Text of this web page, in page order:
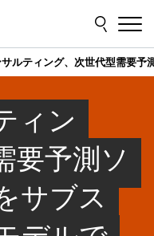
ルティング、次世代型需要予
ィン
要予測ソ
サブス